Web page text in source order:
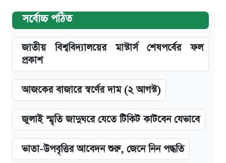
সর্বোচ্চ পঠিত
জাতীয় বিশ্ববিদ্যালয়ের মাস্টার্স শেষপর্বের ফল
প্রকাশ
আজকের বাজারে স্বর্ণের দাম (২ আগস্ট)
জুলাই স্মৃতি জাদুঘরে যেতে টিকিট কাটবেন যেভাবে
ভাতা-উপবৃত্তির আবেদন শুরু, জেনে নিন পদ্ধতি